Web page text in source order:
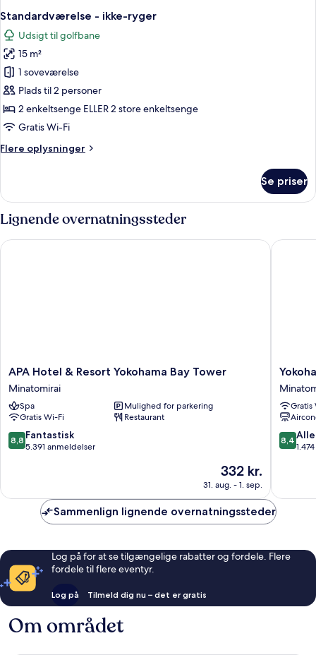
Standardværelse - ikke-ryger
Udsigt til golfbane
15 m²
1 soveværelse
Plads til 2 personer
2 enkeltsenge ELLER 2 store enkeltsenge
Gratis Wi-Fi
Flere oplysninger
Flere
-
ikke-
ryger
Se priser
Lignende overnatningssteder
APA
Hotel
&
Resort
Yokohama
Bay
Tower
APA Hotel & Resort Yokohama Bay Tower
Minatomirai
Spa
Mulighed for parkering
Gratis Wi-Fi
Restaurant
8.8
ud
5.391
anmeldelser
8,8 Fantastisk
5.391 anmeldelser
Prisen
332 kr.
332 kr.
31. aug. - 1. sep.
APA Hotel & Resort Yokohama Bay Tower
HotelGratis
8.4
ud
1.474
8,4
Sammenlign lignende overnatningssteder
Log på for at se tilgængelige rabatter og fordele. Flere
fordele til flere eventyr.
Log på Tilmeld dig nu – det er gratis
Om området